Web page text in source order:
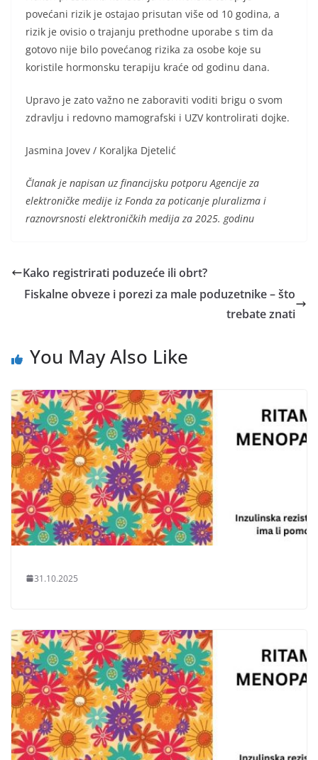
povećani rizik je ostajao prisutan više od 10 godina, a
rizik je ovisio o trajanju prethodne uporabe s tim da
gotovo nije bilo povećanog rizika za osobe koje su
koristile hormonsku terapiju kraće od godinu dana.
Upravo je zato važno ne zaboraviti voditi brigu o svom
zdravlju i redovno mamografski i UZV kontrolirati dojke.
Jasmina Jovev / Koraljka Djetelić
Članak je napisan uz financijsku potporu Agencije za
elektroničke medije iz Fonda za poticanje pluralizma i
raznovrsnosti elektroničkih medija za 2025. godinu
Kako registrirati poduzeće ili obrt?
Fiskalne obveze i porezi za male poduzetnike – što
trebate znati
You May Also Like
31.10.2025